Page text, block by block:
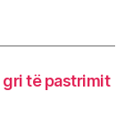
të pastrimit